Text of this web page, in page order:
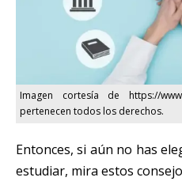
Imagen cortesía de https://
pertenecen todos los derechos.
Entonces, si aún no has
estudiar, mira estos